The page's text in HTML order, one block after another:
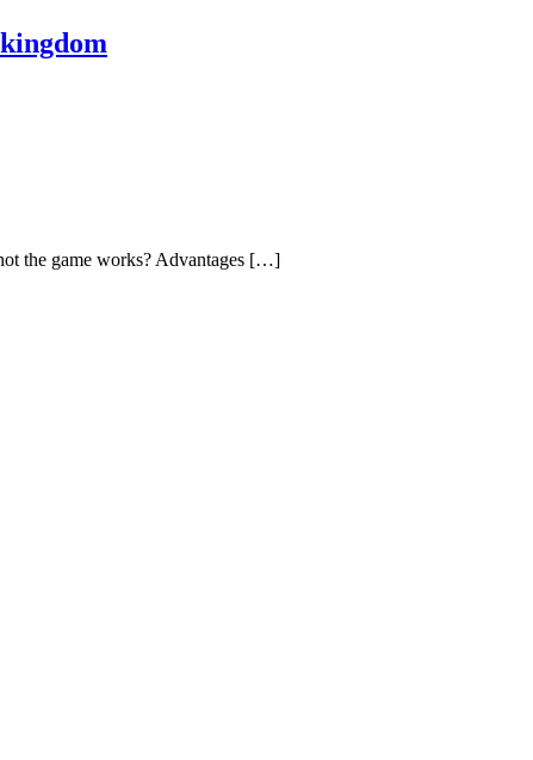
the game works? Advantages […]